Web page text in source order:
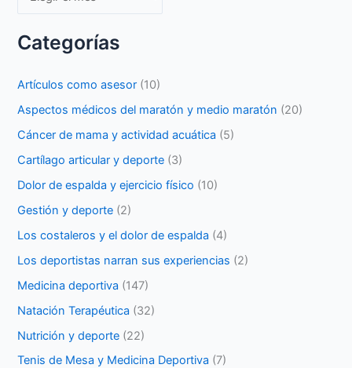
Categorías
Artículos como asesor (10)
Aspectos médicos del maratón y medio maratón (20)
Cáncer de mama y actividad acuática (5)
Cartílago articular y deporte (3)
Dolor de espalda y ejercicio físico (10)
Gestión y deporte (2)
Los costaleros y el dolor de espalda (4)
Los deportistas narran sus experiencias (2)
Medicina deportiva (147)
Natación Terapéutica (32)
Nutrición y deporte (22)
Tenis de Mesa y Medicina Deportiva (7)